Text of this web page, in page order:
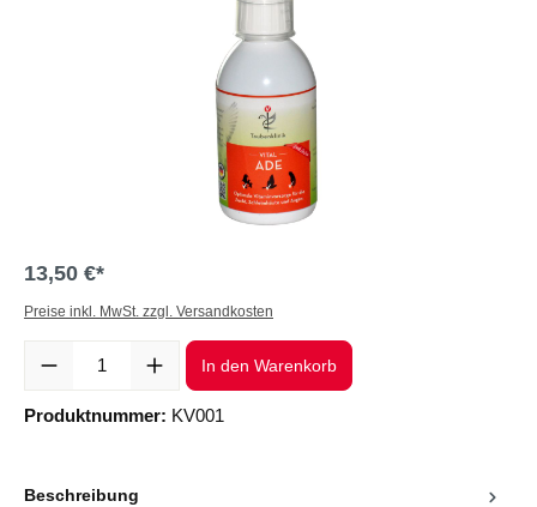
13,50 €*
Preise inkl. MwSt. zzgl. Versandkosten
Produkt Anzahl: Gib den gewünschten Wert ein oder benutze die
In den Warenkorb
Produktnummer: KV001
Beschreibung